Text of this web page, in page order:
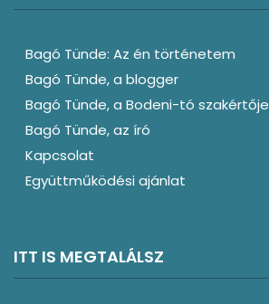
Bagó Tünde: Az én történetem
Bagó Tünde, a blogger
Bagó Tünde, a Bodeni-tó szakértője
Bagó Tünde, az író
Kapcsolat
Együttműködési ajánlat
ITT IS MEGTALÁLSZ